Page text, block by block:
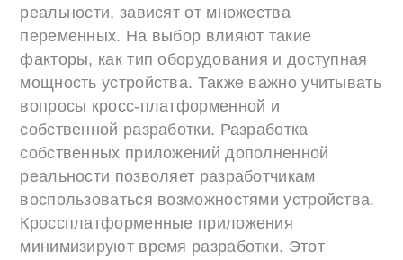
реальности, зависят от множества
переменных. На выбор влияют такие
факторы, как тип оборудования и доступная
мощность устройства. Также важно учитывать
вопросы кросс-платформенной и
собственной разработки. Разработка
собственных приложений дополненной
реальности позволяет разработчикам
воспользоваться возможностями устройства.
Кроссплатформенные приложения
минимизируют время разработки. Этот